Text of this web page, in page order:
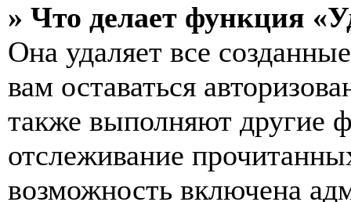
» Что делает функция
Она удаляет все
вам оставаться
также выполняют другие
отслеживание
возможность включена